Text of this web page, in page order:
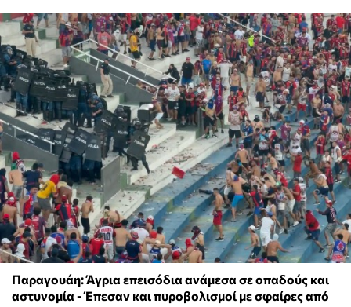
Παραγουάη: Άγρια επεισόδια ανάμεσα σε οπαδούς και
αστυνομία - Έπεσαν και πυροβολισμοί με σφαίρες από